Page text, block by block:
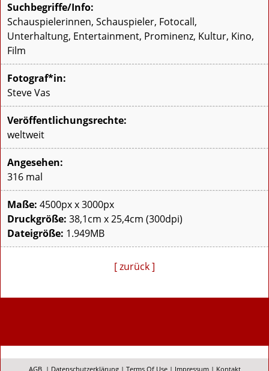
Suchbegriffe/Info:
Schauspielerinnen, Schauspieler, Fotocall,
Unterhaltung, Entertainment, Prominenz, Kultur, Kino,
Film
Fotograf*in:
Steve Vas
Veröffentlichungsrechte:
weltweit
Angesehen:
316 mal
Maße: 4500px x 3000px
Druckgröße: 38,1cm x 25,4cm (300dpi)
Dateigröße: 1.949MB
[ zurück ]
AGB | Datenschutzerklärung| Terms Of Use| Impressum| Kontakt